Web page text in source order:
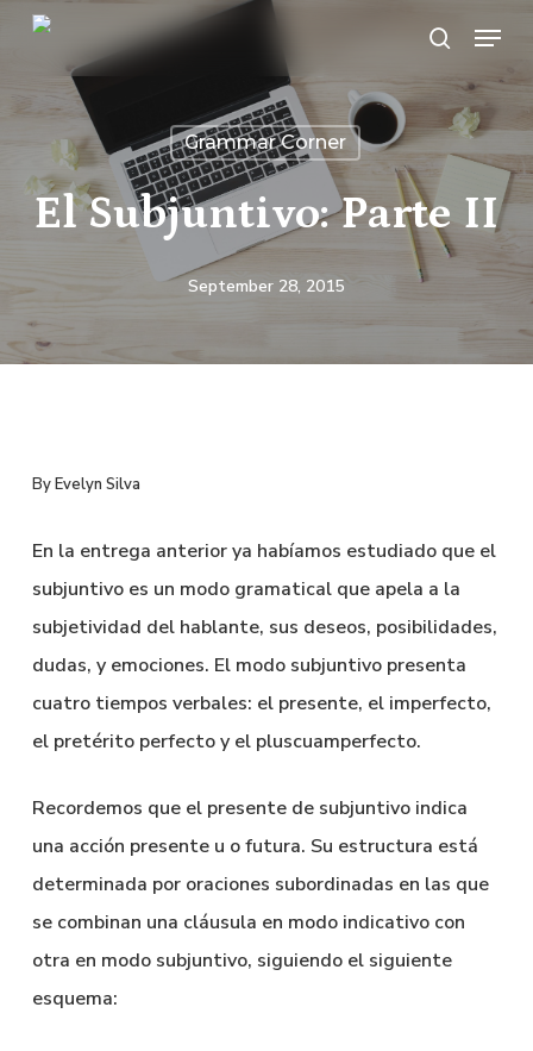
Skip
search
Menu
Grammar Corner
El Subjuntivo: Parte II
September 28, 2015
By Evelyn Silva
En la entrega anterior ya habíamos estudiado que el
subjuntivo es un modo gramatical que apela a la
subjetividad del hablante, sus deseos, posibilidades,
dudas, y emociones. El modo subjuntivo presenta
cuatro tiempos verbales: el presente, el imperfecto,
el pretérito perfecto y el pluscuamperfecto.
Recordemos que el presente de subjuntivo indica
una acción presente u o futura. Su estructura está
determinada por oraciones subordinadas en las que
se combinan una cláusula en modo indicativo con
otra en modo subjuntivo, siguiendo el siguiente
esquema: